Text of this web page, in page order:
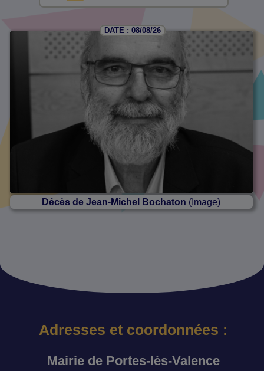
DATE : 08/08/26
Décès de Jean-Michel Bochaton (Image)
Adresses et coordonnées :
Mairie de Portes-lès-Valence